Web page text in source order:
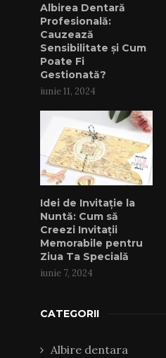
Albirea Dentară
Profesională:
Cauzează
Sensibilitate și Cum
Poate Fi
Gestionată?
iunie 11, 2024
Idei de Invitație la
Nuntă: Cum să
Creezi Invitații
Memorabile pentru
Ziua Ta Specială
iunie 7, 2024
CATEGORII
Albire dentara